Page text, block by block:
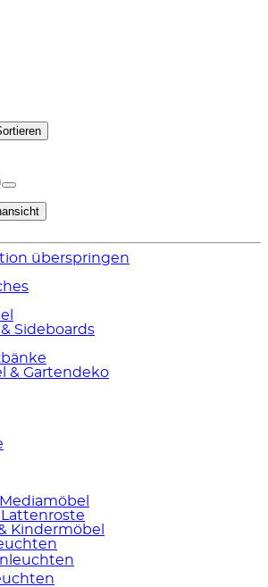
überspringen
Sideboards
& Gartendeko
Lattenroste
Kindermöbel